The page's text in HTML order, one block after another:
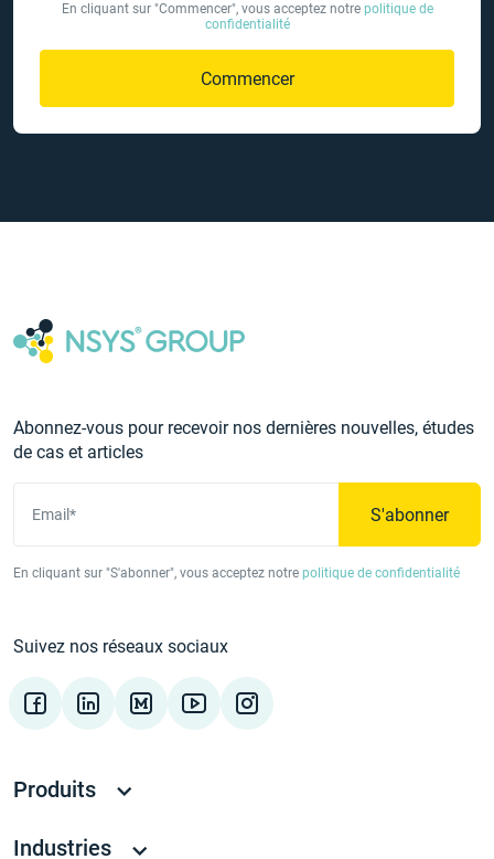
En cliquant sur "Commencer", vous acceptez notre politique de
confidentialité
Commencer
Abonnez-vous pour recevoir nos dernières nouvelles, études
de cas et articles
Email* S'abonner
En cliquant sur "S'abonner", vous acceptez notre politique de confidentialité
Suivez nos réseaux sociaux
Produits
Industries